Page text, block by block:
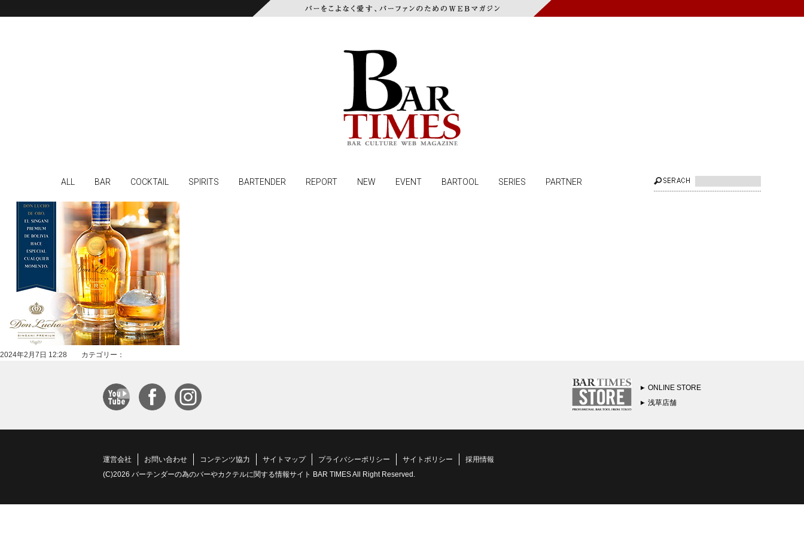
ALL BAR COCKTAIL SPIRITS BARTENDER REPORT NEW EVENT BARTOOL SERIES PARTNER
2024年2月7日 12:28 カテゴリー：
ONLINE STORE
浅草店舗
運営会社 お問い合わせ コンテンツ協力 サイトマップ プライバシーポリシー サイトポリシー
採用情報
(C)2026 バーテンダーの為のバーやカクテルに関する情報サイト BAR TIMES All Right Reserved.